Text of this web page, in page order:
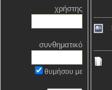
χρήστης
συνθηματικό
θυμήσου με